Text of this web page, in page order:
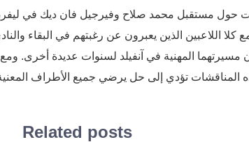
حول مستقبل محمد صلاح وفيرجيل فان ديك في
كلا اللاعبين الذين يعبرون عن رغبتهم في البقاء
مسيرتهما المهنية في آنفيلد لسنوات عديدة أخرى.
المناقشات تؤدي إلى حل يرضي جميع الأطراف
Related posts